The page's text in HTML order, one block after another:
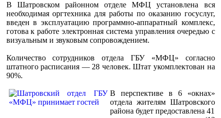
В Шатровском районном отделе МФЦ установлена вся
необходимая оргтехника для работы по оказанию госуслуг,
введен в эксплуатацию программно-аппаратный комплекс,
готова к работе электронная система управления очередью с
визуальным и звуковым сопровождением.
Количество сотрудников отдела ГБУ «МФЦ» согласно
штатного расписания — 28 человек. Штат укомплектован на
90%.
В перспективе в 6 «окнах»
отдела жителям Шатровского
района будет предоставлена 41